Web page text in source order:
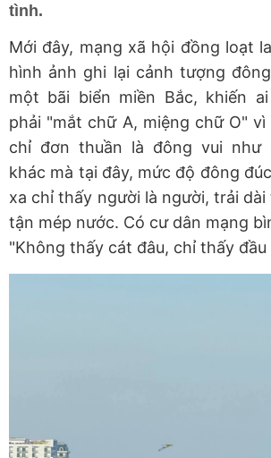
tình.
Mới đây, mạng xã hội đồng loạt
hình ảnh ghi lại cảnh tượng
một bãi biển miền Bắc, khiến
phải "mắt chữ A, miệng chữ O"
chỉ đơn thuần là đông vui như
khác mà tại đây, mức độ đông
xa chỉ thấy người là người, trải
tận mép nước. Có cư dân mạng
"Không thấy cát đâu, chỉ thấy đầu